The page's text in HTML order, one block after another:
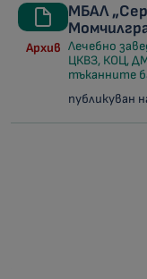
Архив
МБАЛ
Лечебно
ЦКВЗ, КОЦ,
тъканните
публикуван